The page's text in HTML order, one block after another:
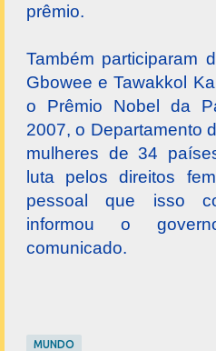
prêmio.
Também participaram
Gbowee e Tawakkol
o Prêmio Nobel da
2007, o Departamento
mulheres de 34
luta pelos direitos
pessoal que isso
informou o
comunicado.
MUNDO